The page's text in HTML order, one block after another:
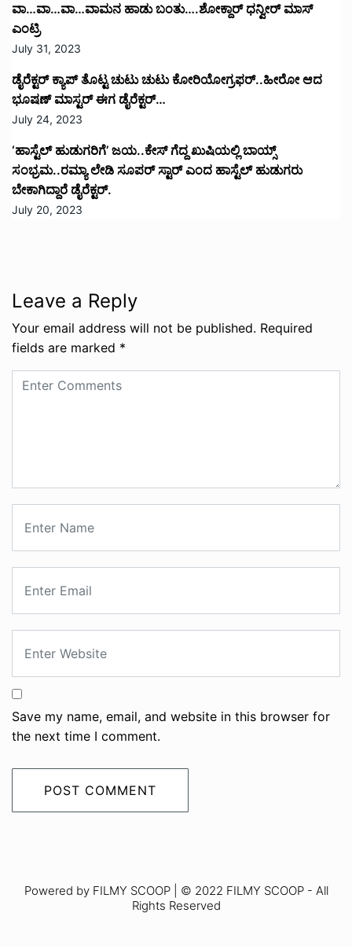
ವಾ…ವಾ…ವಾ…ವಾಮನ ಹಾಡು ಬಂತು….ಶೋಕ್ದಾರ್ ಧನ್ವೀರ್ ಮಾಸ್
ಎಂಟ್ರಿ
July 31, 2023
ಡೈರೆಕ್ಟರ್ ಕ್ಯಾಪ್ ತೊಟ್ಟ ಚುಟು ಚುಟು ಕೋರಿಯೋಗ್ರಫರ್..ಹೀರೋ ಆದ
ಭೂಷಣ್ ಮಾಸ್ಟರ್ ಈಗ ಡೈರೆಕ್ಟರ್…
July 24, 2023
‘ಹಾಸ್ಟೆಲ್ ಹುಡುಗರಿಗೆ’ ಜಯ..ಕೇಸ್ ಗೆದ್ದ ಖುಷಿಯಲ್ಲಿ ಬಾಯ್ಸ್
ಸಂಭ್ರಮ..ರಮ್ಯಾ ಲೇಡಿ ಸೂಪರ್ ಸ್ಟಾರ್ ಎಂದ ಹಾಸ್ಟೆಲ್ ಹುಡುಗರು
ಬೇಕಾಗಿದ್ದಾರೆ ಡೈರೆಕ್ಟರ್.
July 20, 2023
Leave a Reply
Your email address will not be published. Required
fields are marked *
Save my name, email, and website in this browser for
the next time I comment.
Powered by FILMY SCOOP | © 2022 FILMY SCOOP - All
Rights Reserved